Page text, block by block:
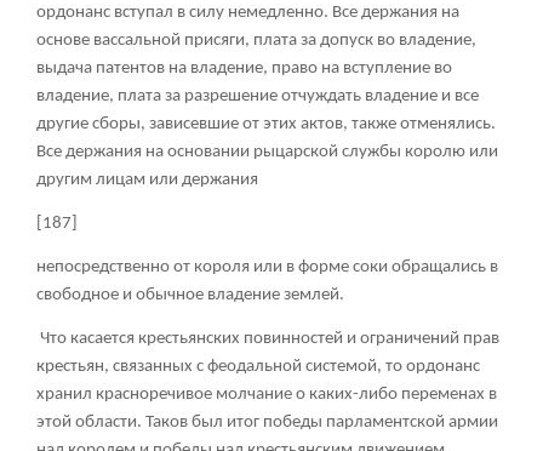
ордонанс вступал в силу немедленно. Все держания на
основе вассальной присяги, плата за допуск во владение,
выдача патентов на владение, право на вступление во
владение, плата за разрешение отчуждать владение и все
другие сборы, зависевшие от этих актов, также отменялись.
Все держания на основании рыцарской службы королю или
другим лицам или держания
[187]
непосредственно от короля или в форме соки обращались в
свободное и обычное владение землей.
Что касается крестьянских повинностей и ограничений прав
крестьян, связанных с феодальной системой, то ордонанс
хранил красноречивое молчание о каких-либо переменах в
этой области. Таков был итог победы парламентской армии